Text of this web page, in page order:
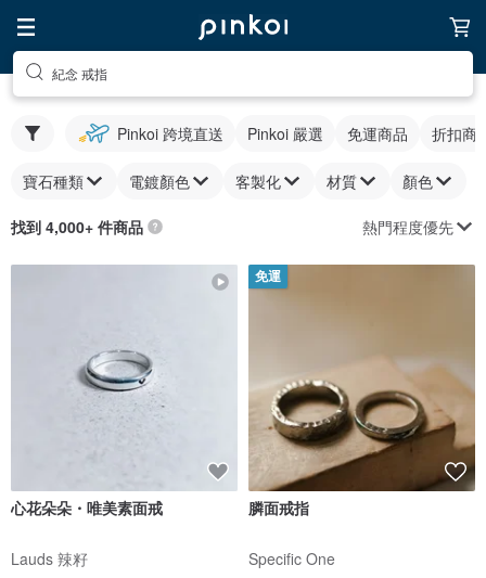
紀念 戒指
Pinkoi 跨境直送 Pinkoi 嚴選 免運商品 折扣商
寶石種類 電鍍顏色 客製化 材質 顏色
找到 4,000+ 件商品 熱門程度優先
心花朵朵・唯美素面戒
Lauds 辣籽
免運
膦面戒指
Specific One